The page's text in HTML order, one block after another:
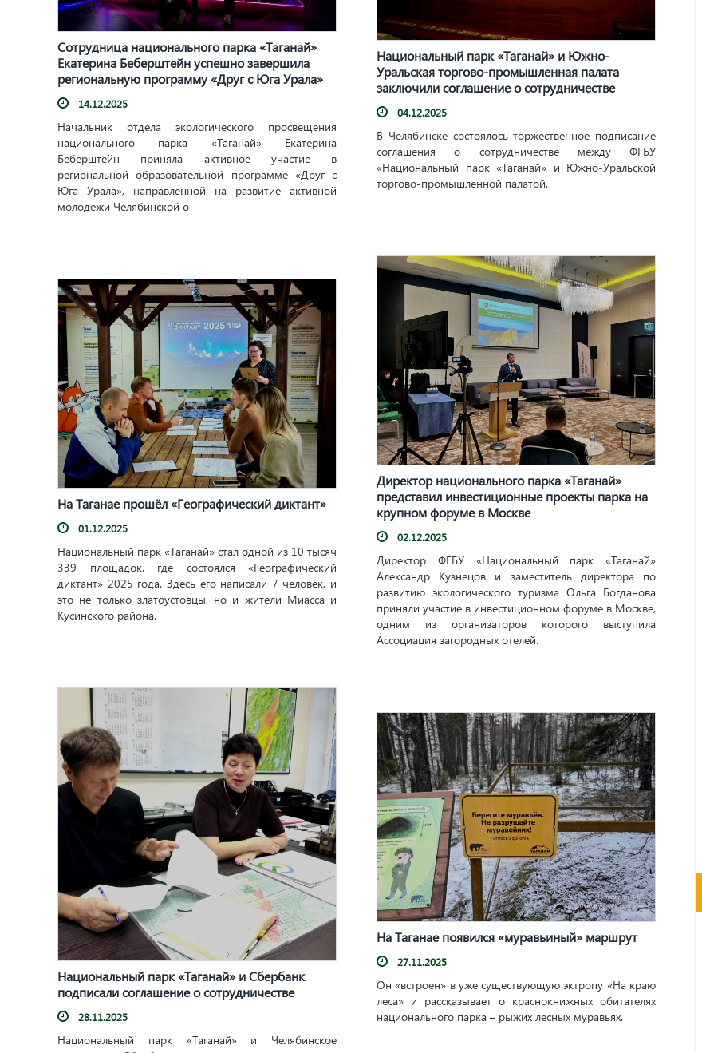
Сотрудница национального парка «Таганай»
Екатерина Беберштейн успешно завершила
региональную программу «Друг с Юга Урала»
14.12.2025
Начальник отдела экологического просвещения
национального парка «Таганай» Екатерина
Беберштейн приняла активное участие в
региональной образовательной программе «Друг с
Юга Урала», направленной на развитие активной
молодёжи Челябинской о
Национальный парк «Таганай» и Южно-
Уральская торгово-промышленная палата
заключили соглашение о сотрудничестве
04.12.2025
В Челябинске состоялось торжественное подписание
соглашения о сотрудничестве между ФГБУ
«Национальный парк «Таганай» и Южно-Уральской
торгово-промышленной палатой.
Директор национального парка «Таганай»
представил инвестиционные проекты парка на
крупном форуме в Москве
02.12.2025
Директор ФГБУ «Национальный парк «Таганай»
Александр Кузнецов и заместитель директора по
развитию экологического туризма Ольга Богданова
приняли участие в инвестиционном форуме в Москве,
одним из организаторов которого выступила
Ассоциация загородных отелей.
На Таганае прошёл «Географический диктант»
01.12.2025
Национальный парк «Таганай» стал одной из 10 тысяч
339 площадок, где состоялся «Географический
диктант» 2025 года. Здесь его написали 7 человек, и
это не только златоустовцы, но и жители Миасса и
Кусинского района.
Национальный парк «Таганай» и Сбербанк
подписали соглашение о сотрудничестве
28.11.2025
Национальный парк «Таганай» и Челябинское
На Таганае появился «муравьиный» маршрут
27.11.2025
Он «встроен» в уже существующую эктропу «На краю
леса» и рассказывает о краснокнижных обитателях
национального парка – рыжих лесных муравьях.